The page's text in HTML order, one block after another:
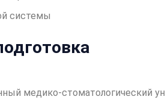
системы
медико-стоматологический